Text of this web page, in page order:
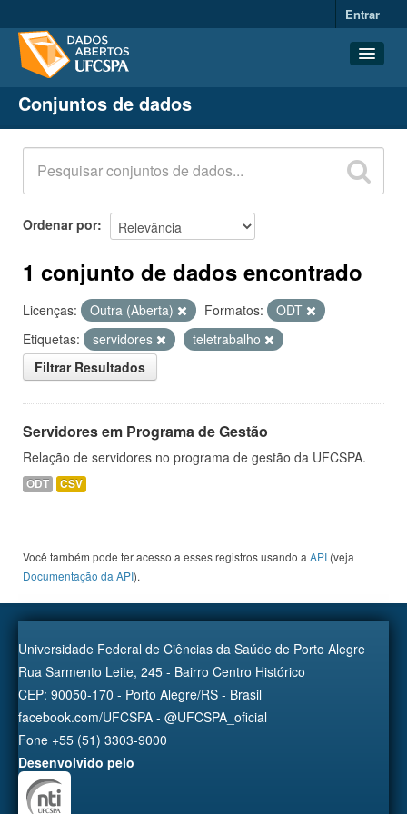
Entrar
Conjuntos de dados
Organizações
Grupos
Sobre
Conjuntos de dados
Ordenar por
1 conjunto de dados encontrado
Licenças: Outra (Aberta) Formatos:
ODT
Etiquetas:
servidores
teletrabalho
Filtrar Resultados
Servidores em Programa de Gestão
Relação de servidores no programa de gestão da UFCSPA.
ODT CSV
Você também pode ter acesso a esses registros usando a API (veja
Documentação da API).
Universidade Federal de Ciências da Saúde de Porto Alegre
Rua Sarmento Leite, 245 - Bairro Centro Histórico
CEP: 90050-170 - Porto Alegre/RS - Brasil
facebook.com/UFCSPA - @UFCSPA_oficial
Fone +55 (51) 3303-9000
Desenvolvido pelo